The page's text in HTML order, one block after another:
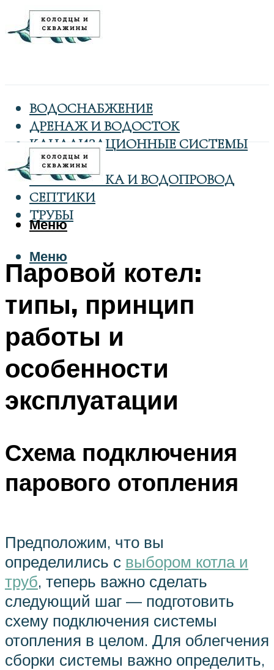
ВОДОСНАБЖЕНИЕ
ДРЕНАЖ И ВОДОСТОК
КАНАЛИЗАЦИОННЫЕ СИСТЕМЫ
КОЛОДЦЫ
САНТЕХНИКА И ВОДОПРОВОД
СЕПТИКИ
ТРУБЫ
Меню
Меню
Паровой котел:
типы, принцип
работы и
особенности
эксплуатации
Схема подключения
парового отопления
Предположим, что вы
определились с выбором котла и
труб, теперь важно сделать
следующий шаг — подготовить
схему подключения системы
отопления в целом. Для облегчения
сборки системы важно определить,